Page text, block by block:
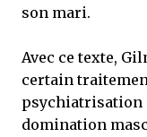
son mari.
Avec ce texte,
certain
psychiatrisation
domination